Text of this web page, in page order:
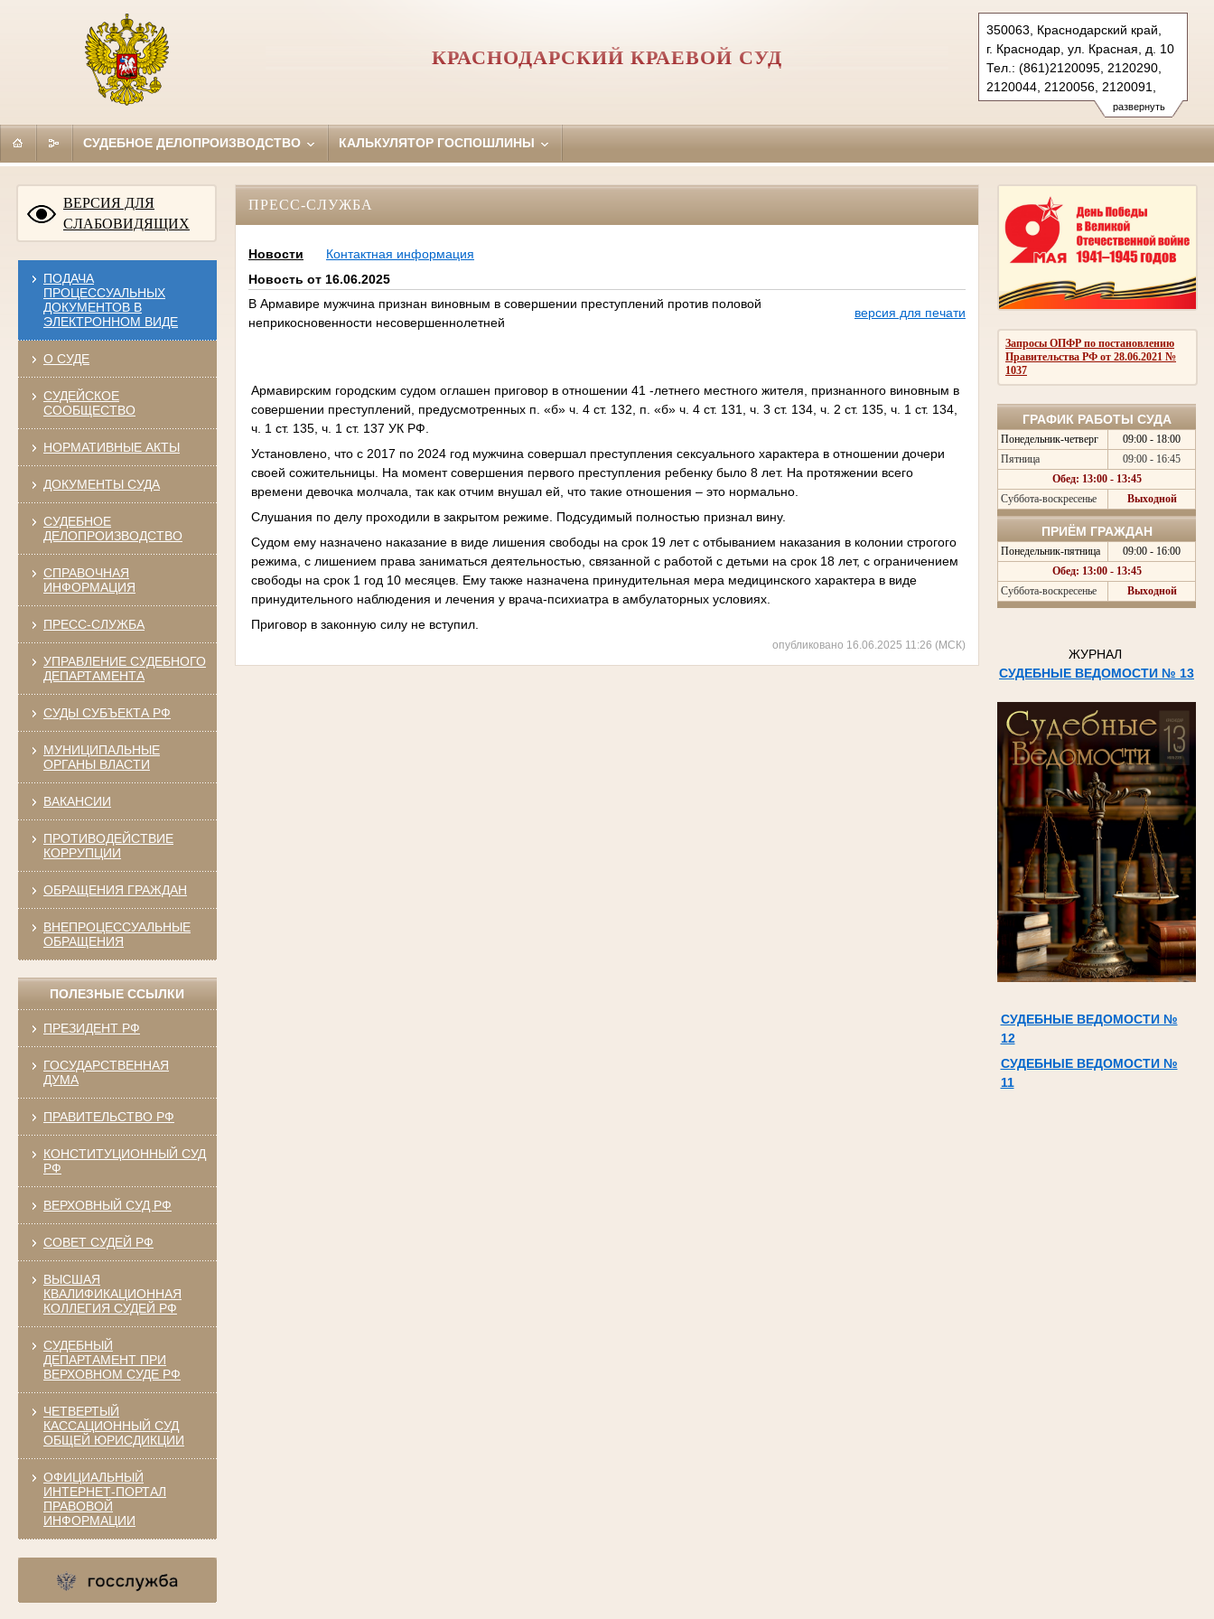
развернуть
350063, Краснодарский край,
г. Краснодар, ул. Красная, д. 10
Тел.: (861)2120095, 2120290,
2120044, 2120056, 2120091,
2683150(ф.)
kubansud@sudrf.ru
КРАСНОДАРСКИЙ КРАЕВОЙ СУД
СУДЕБНОЕ ДЕЛОПРОИЗВОДСТВО КАЛЬКУЛЯТОР ГОСПОШЛИНЫ
ВЕРСИЯ ДЛЯ
СЛАБОВИДЯЩИХ
ПОДАЧА
ПРОЦЕССУАЛЬНЫХ
ДОКУМЕНТОВ В
ЭЛЕКТРОННОМ ВИДЕ
О СУДЕ
СУДЕЙСКОЕ
СООБЩЕСТВО
НОРМАТИВНЫЕ АКТЫ
ДОКУМЕНТЫ СУДА
СУДЕБНОЕ
ДЕЛОПРОИЗВОДСТВО
СПРАВОЧНАЯ
ИНФОРМАЦИЯ
ПРЕСС-СЛУЖБА
УПРАВЛЕНИЕ СУДЕБНОГО
ДЕПАРТАМЕНТА
СУДЫ СУБЪЕКТА РФ
МУНИЦИПАЛЬНЫЕ
ОРГАНЫ ВЛАСТИ
ВАКАНСИИ
ПРОТИВОДЕЙСТВИЕ
КОРРУПЦИИ
ОБРАЩЕНИЯ ГРАЖДАН
ВНЕПРОЦЕССУАЛЬНЫЕ
ОБРАЩЕНИЯ
ПОЛЕЗНЫЕ ССЫЛКИ
ПРЕЗИДЕНТ РФ
ГОСУДАРСТВЕННАЯ
ДУМА
ПРАВИТЕЛЬСТВО РФ
КОНСТИТУЦИОННЫЙ СУД
РФ
ВЕРХОВНЫЙ СУД РФ
СОВЕТ СУДЕЙ РФ
ВЫСШАЯ
КВАЛИФИКАЦИОННАЯ
КОЛЛЕГИЯ СУДЕЙ РФ
СУДЕБНЫЙ
ДЕПАРТАМЕНТ ПРИ
ВЕРХОВНОМ СУДЕ РФ
ЧЕТВЕРТЫЙ
КАССАЦИОННЫЙ СУД
ОБЩЕЙ ЮРИСДИКЦИИ
ОФИЦИАЛЬНЫЙ
ИНТЕРНЕТ-ПОРТАЛ
ПРАВОВОЙ
ИНФОРМАЦИИ
Запросы ОПФР по постановлению
Правительства РФ от 28.06.2021 №
1037
ГРАФИК РАБОТЫ СУДА
Понедельник-четверг
09:00 - 18:00
Пятница
09:00 - 16:45
Обед: 13:00 - 13:45
Суббота-воскресенье
Выходной
ПРИЁМ ГРАЖДАН
Понедельник-пятница
09:00 - 16:00
Обед: 13:00 - 13:45
Суббота-воскресенье
Выходной
ЖУРНАЛ
СУДЕБНЫЕ ВЕДОМОСТИ № 13
СУДЕБНЫЕ ВЕДОМОСТИ №
12
СУДЕБНЫЕ ВЕДОМОСТИ №
11
ПРЕСС-СЛУЖБА
Новости
Контактная информация
Новость от 16.06.2025
В Армавире мужчина признан виновным в совершении преступлений против половой
неприкосновенности несовершеннолетней
версия для печати
Армавирским городским судом оглашен приговор в отношении 41 -летнего местного жителя, признанного виновным в
совершении преступлений, предусмотренных п. «б» ч. 4 ст. 132, п. «б» ч. 4 ст. 131, ч. 3 ст. 134, ч. 2 ст. 135, ч. 1 ст. 134,
ч. 1 ст. 135, ч. 1 ст. 137 УК РФ.
Установлено, что с 2017 по 2024 год мужчина совершал преступления сексуального характера в отношении дочери
своей сожительницы. На момент совершения первого преступления ребенку было 8 лет. На протяжении всего
времени девочка молчала, так как отчим внушал ей, что такие отношения – это нормально.
Слушания по делу проходили в закрытом режиме. Подсудимый полностью признал вину.
Судом ему назначено наказание в виде лишения свободы на срок 19 лет с отбыванием наказания в колонии строгого
режима, с лишением права заниматься деятельностью, связанной с работой с детьми на срок 18 лет, с ограничением
свободы на срок 1 год 10 месяцев. Ему также назначена принудительная мера медицинского характера в виде
принудительного наблюдения и лечения у врача-психиатра в амбулаторных условиях.
Приговор в законную силу не вступил.
опубликовано 16.06.2025 11:26 (МСК)